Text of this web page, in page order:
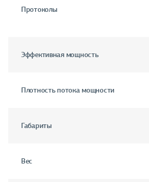
Протоколы
Эффективная мощность
Плотность потока мощности
Габариты
Вес